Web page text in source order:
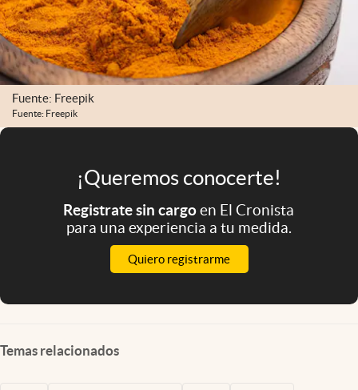
El Cronista Studio
Mediakit
abre en nueva pestaña
Argentina
Fuente: Freepik
Fuente: Freepik
¡Queremos conocerte!
Registrate sin cargoen El Cronista
para una experiencia a tu medida.
Quiero registrarme
Temas relacionados